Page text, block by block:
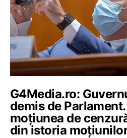
G4Media.ro:
demis de
moțiunea de
din istoria